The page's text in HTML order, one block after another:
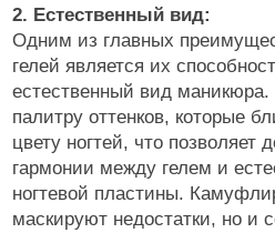
2. Естественный вид:
Одним из главных
гелей является их
естественный вид
палитру оттенков, которые
цвету ногтей, что позволяет
гармонии между гелем и
ногтевой пластины.
маскируют недостатки, но и